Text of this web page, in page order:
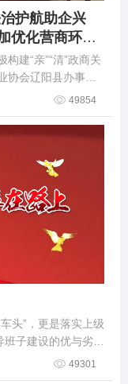
护航助企兴
优化营商环境
建“亲”“清”政商关
协会辽阳县办事
谈会。
49854
头”，更是落实上级
子建设的优与劣、
乎党执政地位和执
49301